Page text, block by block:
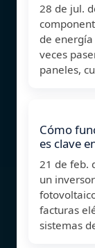
28 de jul.
de
veces
paneles,
Cómo
es clave
21 de feb.
un
facturas
sistemas